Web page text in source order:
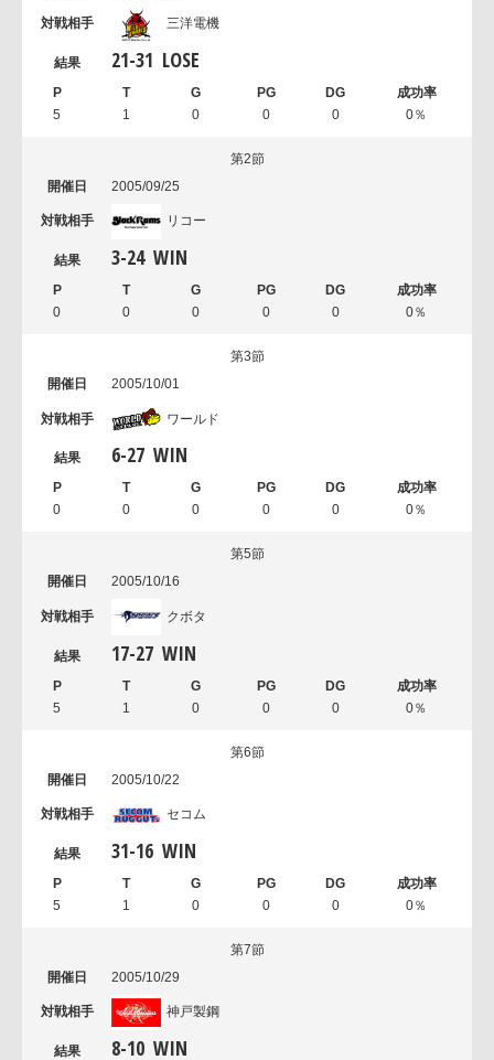
三洋電機
21-31 LOSE
5 1 0 0 0 0％
第2節
2005/09/25
リコー
3-24 WIN
0 0 0 0 0 0％
第3節
2005/10/01
ワールド
6-27 WIN
0 0 0 0 0 0％
第5節
2005/10/16
クボタ
17-27 WIN
5 1 0 0 0 0％
第6節
2005/10/22
セコム
31-16 WIN
5 1 0 0 0 0％
第7節
2005/10/29
神戸製鋼
8-10 WIN